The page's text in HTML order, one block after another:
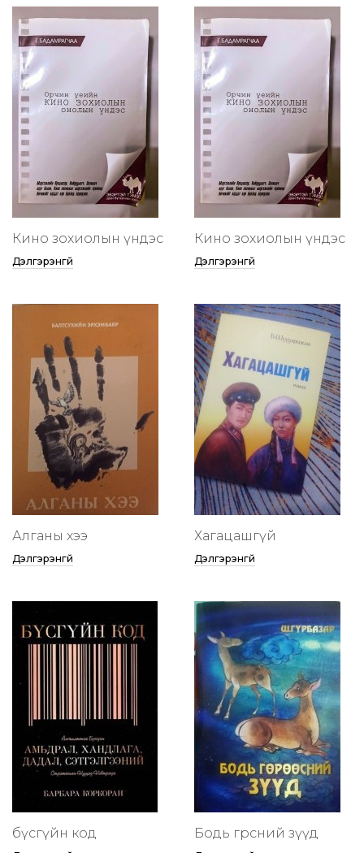
Кино зохиолын үндэс
Дэлгэрэнгүй
Кино зохиолын үндэс
Дэлгэрэнгүй
Алганы хээ
Дэлгэрэнгүй
Хагацашгүй
Дэлгэрэнгүй
бүсгүйн код Бодь гөрөөсний зүүд